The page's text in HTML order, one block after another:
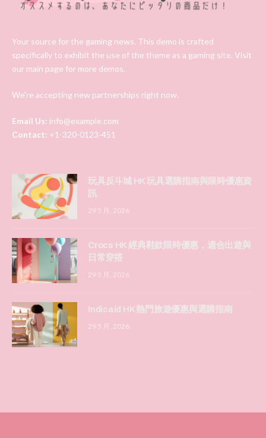
Your source for the gaming news. This demo is crafted
specifically to exhibit the use of the theme as a gaming site. Visit
our main page for more demos.
We're accepting new partnerships right now.
Email Us: info@example.com
Contact: +1-320-0123-451
玩具反斗城 HK 玩具選購指南與限時優惠資
訊
29 5 月, 2026
Crocs HK 經典鞋款限時優惠，適合出遊與
日常穿搭
29 5 月, 2026
Indicaid HK 熱門旅遊優惠與選購指南
29 5 月, 2026